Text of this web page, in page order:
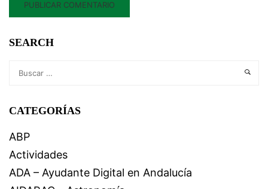
SEARCH
CATEGORÍAS
ABP
Actividades
ADA – Ayudante Digital en Andalucía